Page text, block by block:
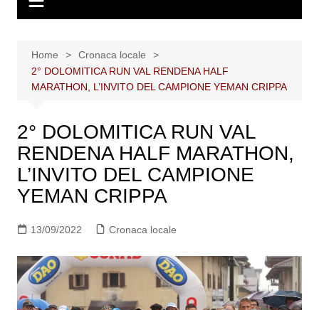
Home
Cronaca locale
2° DOLOMITICA RUN VAL RENDENA HALF
MARATHON, L’INVITO DEL CAMPIONE YEMAN CRIPPA
2° DOLOMITICA RUN VAL
RENDENA HALF MARATHON,
L’INVITO DEL CAMPIONE
YEMAN CRIPPA
13/09/2022 Cronaca locale